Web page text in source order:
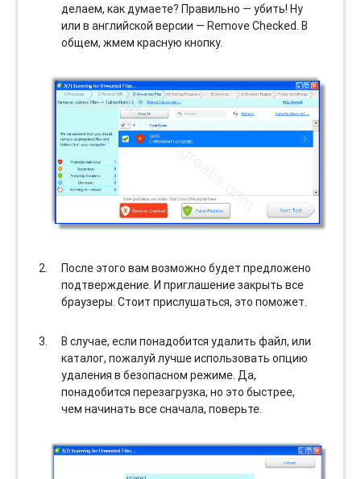
делаем, как думаете? Правильно — убить! Ну
или в английской версии — Remove Checked. В
общем, жмем красную кнопку.
После этого вам возможно будет предложено
подтверждение. И приглашение закрыть все
браузеры. Стоит прислушаться, это поможет.
В случае, если понадобится удалить файл, или
каталог, пожалуй лучше использовать опцию
удаления в безопасном режиме. Да,
понадобится перезагрузка, но это быстрее,
чем начинать все сначала, поверьте.